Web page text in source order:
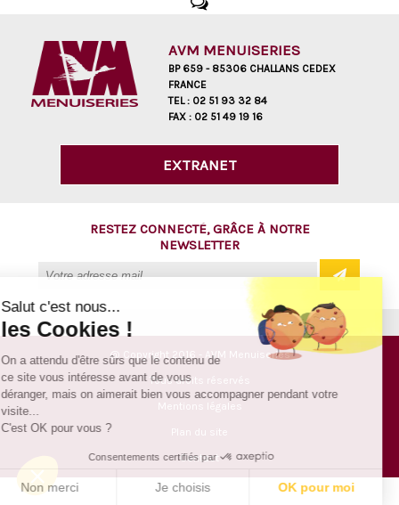
AVM MENUISERIES
BP 659 - 85306 CHALLANS CEDEX
FRANCE
TEL : 02 51 93 32 84
FAX : 02 51 49 19 16
EXTRANET
RESTEZ CONNECTÉ, GRÂCE À NOTRE
NEWSLETTER
@ Copyright 2016 - AVM Menuiseries
Tous droits réservés
Mentions légales
Plan du site
Contact
Salut c'est nous...
les Cookies !
On a attendu d'être sûrs que le contenu de
ce site vous intéresse avant de vous
déranger, mais on aimerait bien vous accompagner pendant votre
visite...
C'est OK pour vous ?
Consentements certifiés par
Non merci Je choisis OK pour moi